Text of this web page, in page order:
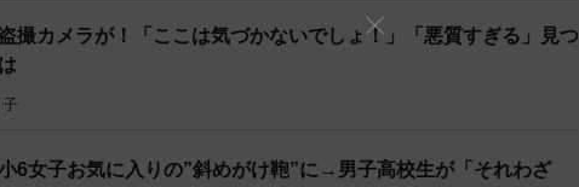
ない」が53.6%となり、半数を超える人が「許さない」と回答す
盗撮カメラが！「ここは気づかないでしょ！」「悪質すぎる」見つ
小6女子お気に入りの”斜めがけ鞄”に→男子高校生が「それわざ